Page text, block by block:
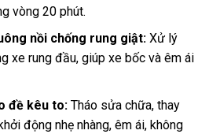
vòng 20 phút.
nồi chống rung giật: Xử lý
xe rung đầu, giúp xe bốc và êm ái
đề kêu to: Tháo sửa chữa, thay
động nhẹ nhàng, êm ái, không